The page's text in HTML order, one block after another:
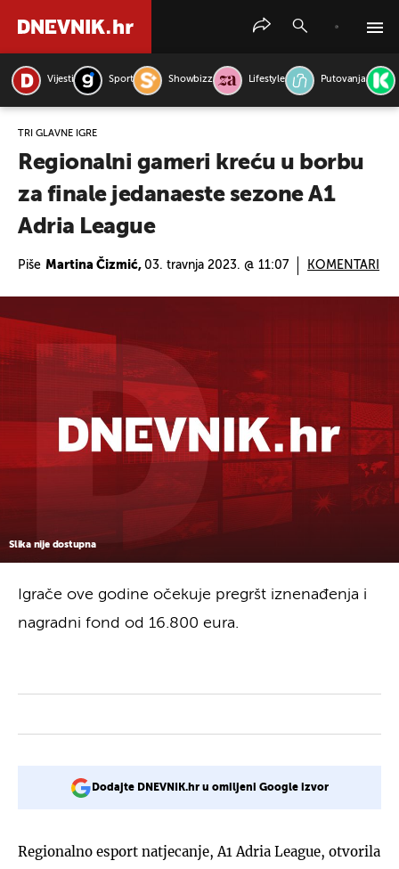
Vijesti Sport Showbizz Lifestyle Putovanja
TRI GLAVNE IGRE
Regionalni gameri kreću u borbu
za finale jedanaeste sezone A1
Adria League
Piše Martina Čizmić, 03. travnja 2023. @ 11:07 KOMENTARI
Slika nije dostupna
Igrače ove godine očekuje pregršt iznenađenja i
nagradni fond od 16.800 eura.
Dodajte DNEVNIK.hr u omiljeni Google izvor
Regionalno esport natjecanje, A1 Adria League, otvorila
PRETRAŽITE VIJESTI